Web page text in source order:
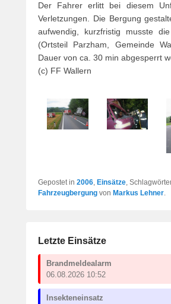
Der Fahrer erlitt bei diesem
Verletzungen. Die Bergung
aufwendig, kurzfristig musste
(Ortsteil Parzham, Gemeinde
Dauer von ca. 30 min abgesperrt
(c) FF Wallern
Gepostet in 2006, Einsätze,
Fahrzeugbergung von Markus Lehner.
Letzte Einsätze
Brandmeldealarm
06.08.2026 10:52
Insekteneinsatz